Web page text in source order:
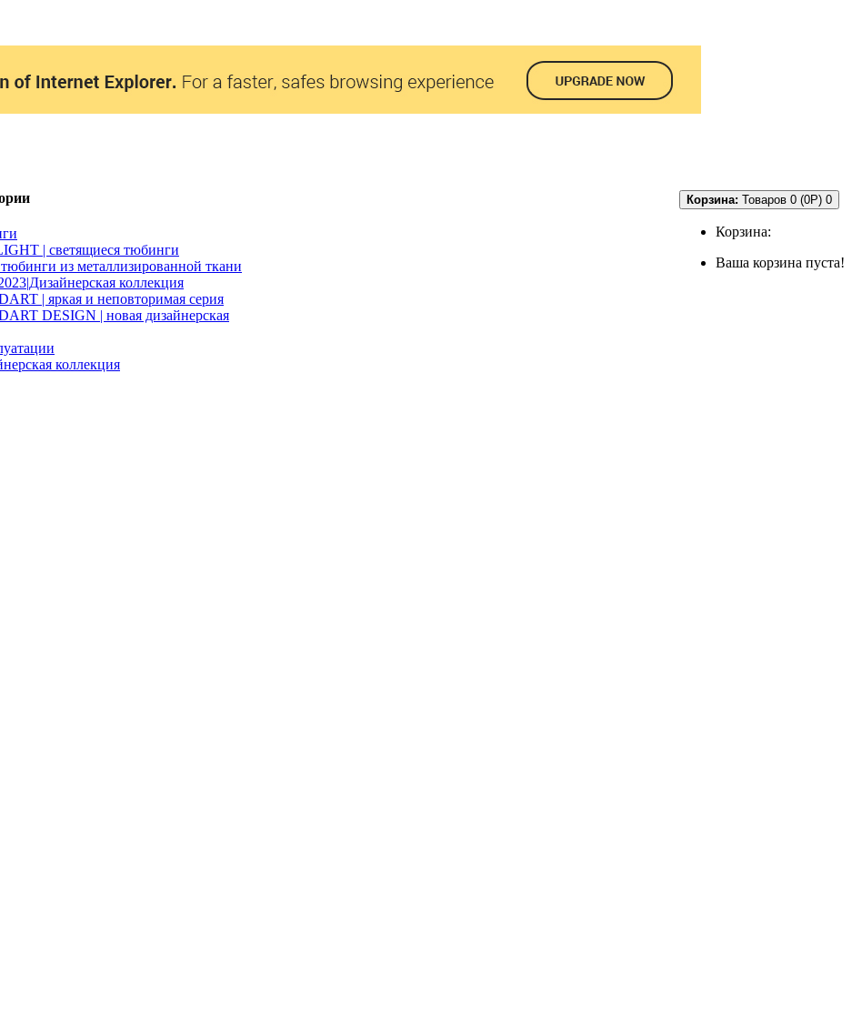
Корзина: Товаров 0 (0P) 0
Корзина:
Ваша корзина пуста!
| светящиеся тюбинги
из металлизированной ткани
коллекция
| яркая и неповторимая серия
DESIGN | новая дизайнерская
коллекция